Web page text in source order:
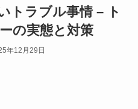
トラブル事情 – ト
の実態と対策
年12月29日